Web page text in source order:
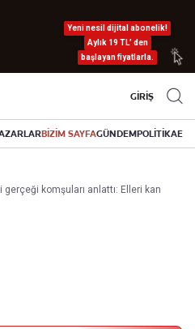
Yeni nesil dijital abonelik!
Aylık 19 TL’ den
başlayan fiyatlarla.
GİRİŞ
BİZİM SAYFAGÜNDEMPOLİTİKA
komşuları anlattı: Elleri kan